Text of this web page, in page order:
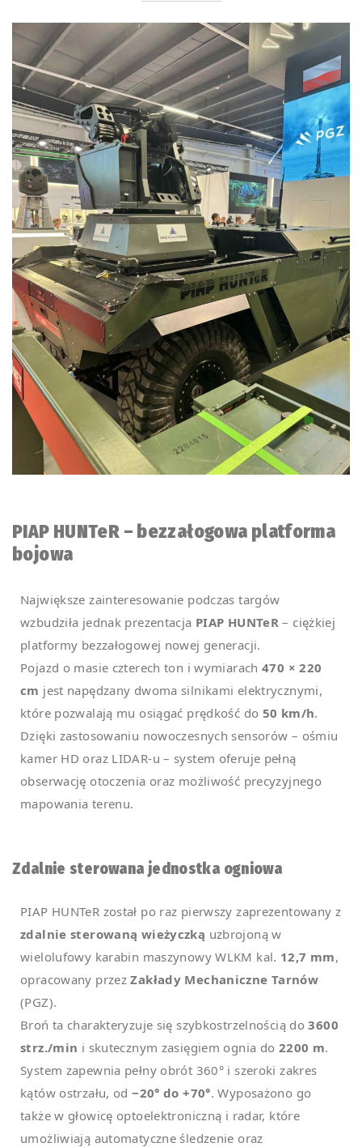
PIAP HUNTeR – bezzałogowa platforma
bojowa
Największe zainteresowanie podczas targów
wzbudziła jednak prezentacja PIAP HUNTeR – ciężkiej
platformy bezzałogowej nowej generacji.
Pojazd o masie czterech ton i wymiarach 470 × 220
cm jest napędzany dwoma silnikami elektrycznymi,
które pozwalają mu osiągać prędkość do 50 km/h.
Dzięki zastosowaniu nowoczesnych sensorów – ośmiu
kamer HD oraz LIDAR-u – system oferuje pełną
obserwację otoczenia oraz możliwość precyzyjnego
mapowania terenu.
Zdalnie sterowana jednostka ogniowa
PIAP HUNTeR został po raz pierwszy zaprezentowany z
zdalnie sterowaną wieżyczką uzbrojoną w
wielolufowy karabin maszynowy WLKM kal. 12,7 mm,
opracowany przezZakłady Mechaniczne Tarnów
(PGZ).
Broń ta charakteryzuje się szybkostrzelnością do3600
strz./min i skutecznym zasięgiem ognia do 2200 m.
System zapewnia pełny obrót 360° i szeroki zakres
kątów ostrzału, od−20° do +70°. Wyposażono go
także w głowicę optoelektroniczną i radar, które
umożliwiają automatyczne śledzenie oraz